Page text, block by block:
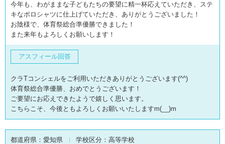
今年も、わがままな子どもたちの要望に精一杯応えていただき、ステ
キなポロシャツに仕上げていただき、ありがとうございました！
お陰様で、体育祭総合準優勝できました！
また来年もよろしくお願いします！
アスフィール回答
クラTコンシェルをご利用いただきありがとうございます(^^)
体育祭総合準優勝、おめでとうございます！
ご要望にお応えできたようで嬉しく思います。
こちらこそ、今後ともよろしくお願いいたしますm(__)m
都道府県： 愛知県 学校区分： 高等学校